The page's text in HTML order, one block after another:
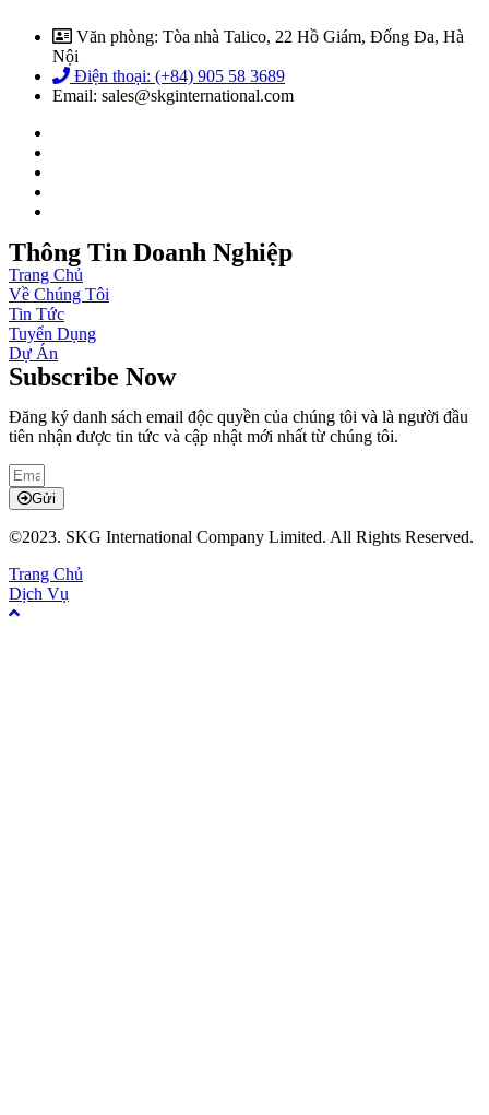
Văn phòng: Tòa nhà Talico, 22 Hồ Giám, Đống Đa, Hà
Nội
Điện thoại: (+84) 905 58 3689
Email: sales@skginternational.com
Thông Tin Doanh Nghiệp
Trang Chủ
Về Chúng Tôi
Tin Tức
Tuyển Dụng
Dự Án
Subscribe Now
Đăng ký danh sách email độc quyền của chúng tôi và là người đầu
tiên nhận được tin tức và cập nhật mới nhất từ ​​chúng tôi.
Gửi
©2023. SKG International Company Limited. All Rights Reserved.
Trang Chủ
Dịch Vụ